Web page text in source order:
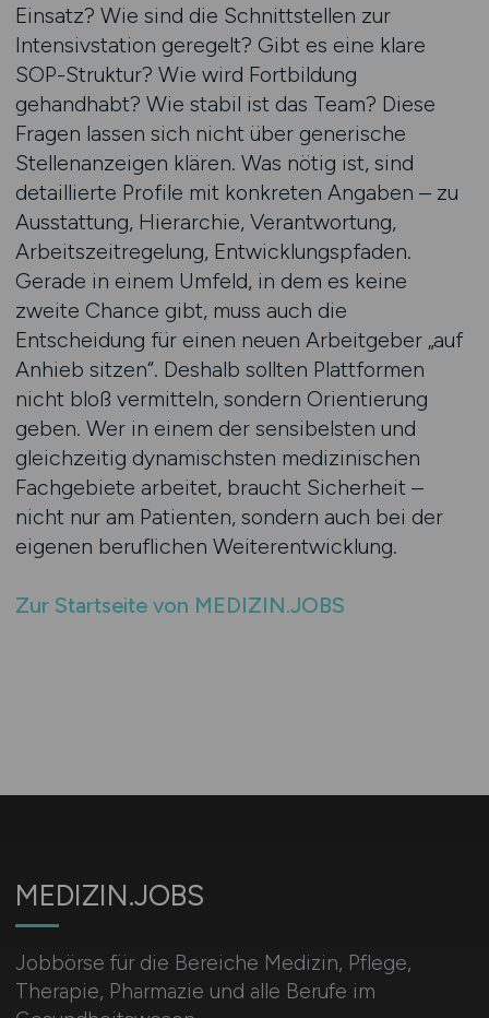
Einsatz? Wie sind die Schnittstellen zur
Intensivstation geregelt? Gibt es eine klare
SOP-Struktur? Wie wird Fortbildung
gehandhabt? Wie stabil ist das Team? Diese
Fragen lassen sich nicht über generische
Stellenanzeigen klären. Was nötig ist, sind
detaillierte Profile mit konkreten Angaben – zu
Ausstattung, Hierarchie, Verantwortung,
Arbeitszeitregelung, Entwicklungspfaden.
Gerade in einem Umfeld, in dem es keine
zweite Chance gibt, muss auch die
Entscheidung für einen neuen Arbeitgeber „auf
Anhieb sitzen“. Deshalb sollten Plattformen
nicht bloß vermitteln, sondern Orientierung
geben. Wer in einem der sensibelsten und
gleichzeitig dynamischsten medizinischen
Fachgebiete arbeitet, braucht Sicherheit –
nicht nur am Patienten, sondern auch bei der
eigenen beruflichen Weiterentwicklung.
Zur Startseite von MEDIZIN.JOBS
MEDIZIN.JOBS
Jobbörse für die Bereiche Medizin, Pflege,
Therapie, Pharmazie und alle Berufe im